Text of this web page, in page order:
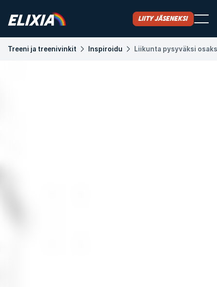
Liity jäseneksi
Treeni ja treenivinkit Inspiroidu Liikunta pysyväksi